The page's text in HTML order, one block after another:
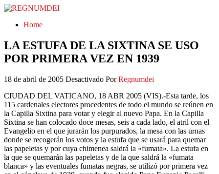
REGNUMDEI
Home
LA ESTUFA DE LA SIXTINA SE USO
POR PRIMERA VEZ EN 1939
18 de abril de 2005 Desactivado Por Regnumdei
CIUDAD DEL VATICANO, 18 ABR 2005 (VIS).-Esta tarde, los
115 cardenales electores procedentes de todo el mundo se reúnen en
la Capilla Sixtina para votar y elegir al nuevo Papa. En la Capilla
Sixtina se han colocado doce mesas, seis a cada lado, el atril con el
Evangelio en el que jurarán los purpurados, la mesa con las urnas
donde se recogerán los votos y la estufa que se usará para quemar
las papeletas y por cuya chimenea saldrá la «fumata». La estufa en
la que se quemarán las papeletas y de la que saldrá la «fumata
blanca» y las eventuales fumatas negras, se utilizó por primera vez